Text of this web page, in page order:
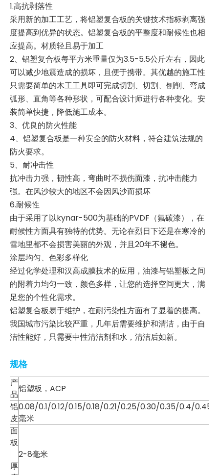
1.高抗剥落性
采用新的加工工艺，将铝塑复合板的关键技术指标剥离强
度提高到优异的状态。铝塑复合板的平整度和耐候性也相
应提高。材质轻且易于加工
2、铝塑复合板每平方米重量仅为3.5-5.5公斤左右，因此
可以减少地震造成的损坏，且便于携带。其优越的施工性
只需要简单的木工工具即可完成切割、切割、刨削、弯成
弧形、直角等各种形状，可配合设计师进行各种变化。安
装简单快捷，降低施工成本。
3、优良的防火性能
4、铝塑复合板是一种安全的防火材料，符合建筑法规的
防火要求。
5、耐冲击性
抗冲击力强，韧性高，弯曲时不损伤面漆，抗冲击能力
强。在风沙较大的地区不会因风沙而损坏
6.耐候性
由于采用了以kynar-500为基础的PVDF（氟碳漆），在
耐候性方面具有独特的优势。无论在烈日下还是在寒冷的
雪地里都不会损害美丽的外观，并且20年不褪色。
涂层均匀、色彩多样化
经过化学处理和汉高成膜技术的应用，油漆与铝塑板之间
的附着力均匀一致，颜色多样，让您的选择空间更大，满
足您的个性化需求。
铝塑复合板易于维护，在耐污染性方面有了显着的提高。
我国城市污染比较严重，几年后需要维护和清洁，由于自
洁性能好，只需要中性清洁剂和水，清洁后如新。
规格
产
品
铝塑板 ， ACP
铝
皮
0.08/0.1/0.12/0.15/0.18/0.21/0.25/0.30/0.35/0.4/0.45/
毫米
面
板
厚
2-8毫米